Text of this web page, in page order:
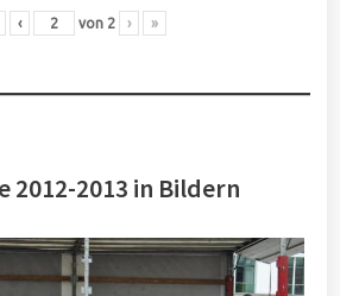
‹ von 2 › »
2012-2013 in Bildern